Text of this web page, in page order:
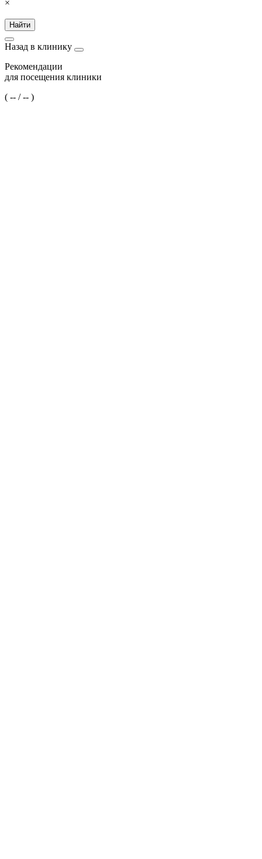
×
Найти
Назад в клинику
Рекомендации
для посещения клиники
( -- / -- )